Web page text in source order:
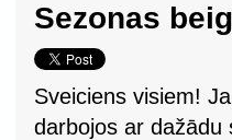
Sezonas
Sveiciens visiem!
darbojos ar dažādu